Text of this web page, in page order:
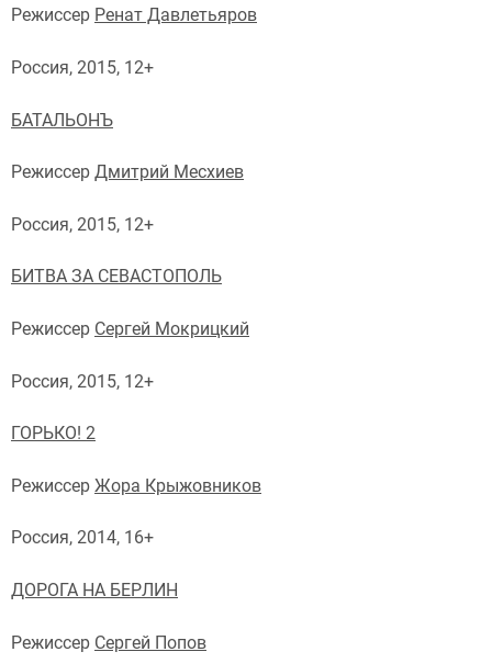
Режиссер Ренат Давлетьяров
Россия, 2015, 12+
БАТАЛЬОНЪ
Режиссер Дмитрий Месхиев
Россия, 2015, 12+
БИТВА ЗА СЕВАСТОПОЛЬ
Режиссер Сергей Мокрицкий
Россия, 2015, 12+
ГОРЬКО! 2
Режиссер Жора Крыжовников
Россия, 2014, 16+
ДОРОГА НА БЕРЛИН
Режиссер Сергей Попов